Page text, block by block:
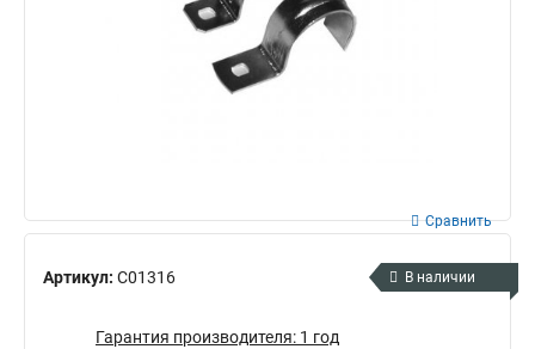
Артикул: С01316
Сравнить
В наличии
Гарантия производителя: 1 год